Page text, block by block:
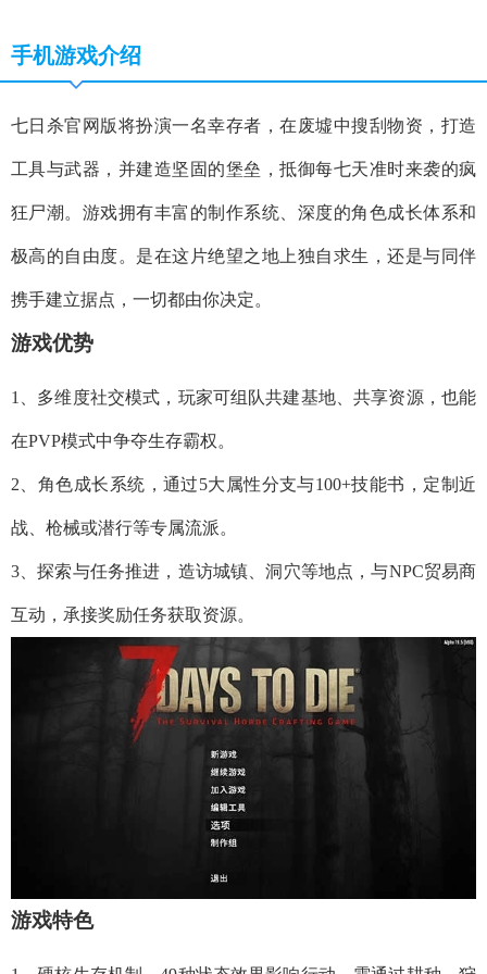
手机游戏介绍
七日杀官网版将扮演一名幸存者，在废墟中搜刮物资，打造
工具与武器，并建造坚固的堡垒，抵御每七天准时来袭的疯
狂尸潮。游戏拥有丰富的制作系统、深度的角色成长体系和
极高的自由度。是在这片绝望之地上独自求生，还是与同伴
携手建立据点，一切都由你决定。
游戏优势
1、多维度社交模式，玩家可组队共建基地、共享资源，也能
在PVP模式中争夺生存霸权。
2、角色成长系统，通过5大属性分支与100+技能书，定制近
战、枪械或潜行等专属流派。
3、探索与任务推进，造访城镇、洞穴等地点，与NPC贸易商
互动，承接奖励任务获取资源。
游戏特色